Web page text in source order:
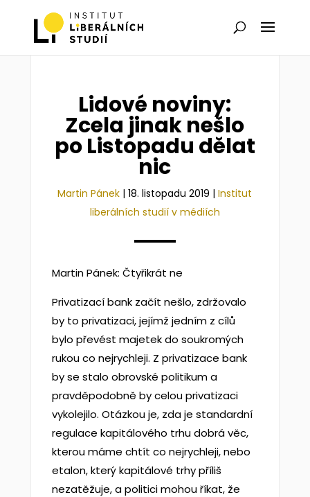
Lidové noviny:
Zcela jinak nešlo
po Listopadu dělat
nic
Martin Pánek |18. listopadu 2019 |Institut
liberálních studií v médiích
Martin Pánek: Čtyřikrát ne
Privatizací bank začít nešlo, zdržovalo
by to privatizaci, jejímž jedním z cílů
bylo převést majetek do soukromých
rukou co nejrychleji. Z privatizace bank
by se stalo obrovské politikum a
pravděpodobně by celou privatizaci
vykolejilo. Otázkou je, zda je standardní
regulace kapitálového trhu dobrá věc,
kterou máme chtít co nejrychleji, nebo
etalon, který kapitálové trhy příliš
nezatěžuje, a politici mohou říkat, že